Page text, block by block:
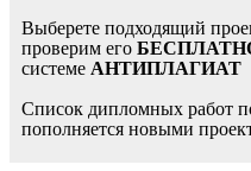
Выберете подходящий
проверим его
системе АНТИПЛАГИАТ
Список дипломных работ
пополняется новыми